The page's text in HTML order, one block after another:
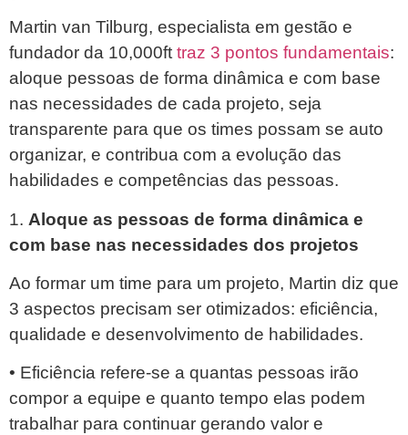
Martin van Tilburg, especialista em gestão e
fundador da 10,000ft traz 3 pontos fundamentais:
aloque pessoas de forma dinâmica e com base
nas necessidades de cada projeto, seja
transparente para que os times possam se auto
organizar, e contribua com a evolução das
habilidades e competências das pessoas.
1. Aloque as pessoas de forma dinâmica e
com base nas necessidades dos projetos
Ao formar um time para um projeto, Martin diz que
3 aspectos precisam ser otimizados: eficiência,
qualidade e desenvolvimento de habilidades.
• Eficiência refere-se a quantas pessoas irão
compor a equipe e quanto tempo elas podem
trabalhar para continuar gerando valor e